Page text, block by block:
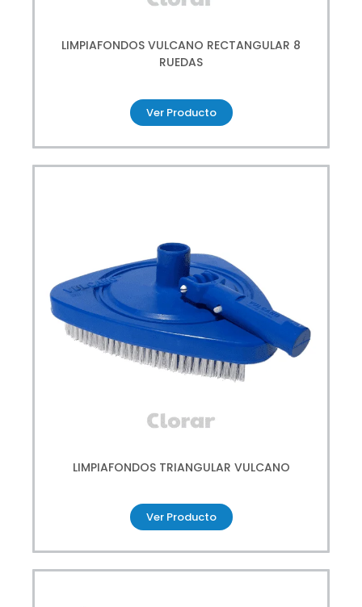
LIMPIAFONDOS VULCANO RECTANGULAR 8
RUEDAS
Ver Producto
LIMPIAFONDOS TRIANGULAR VULCANO
Ver Producto